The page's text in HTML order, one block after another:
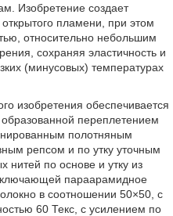
Изобретение создает
пламени, при этом
относительно небольшим
сохраняя эластичность и
(минусовых) температурах
изобретения обеспечивается
переплетением
полотняным
репсом и по утку уточным
по основе и утку из
параарамидное
в соотношении 50×50, с
60 Текс, с усилением по